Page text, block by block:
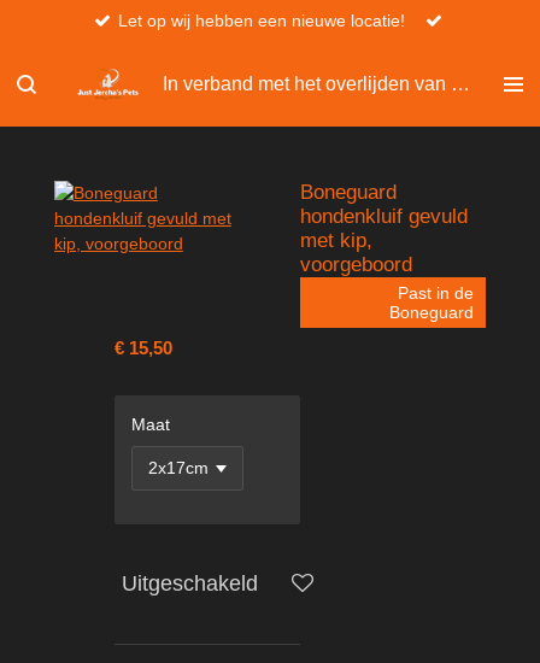
naar
hoofdinhoud
In verband met het overlijden van Christel, kan er niet besteld worden via de website.
Let op wij hebben een nieuwe locatie!
Boneguard
hondenkluif gevuld
met kip,
voorgeboord
Past in de
Boneguard
€ 15,50
Maat
Uitgeschakeld